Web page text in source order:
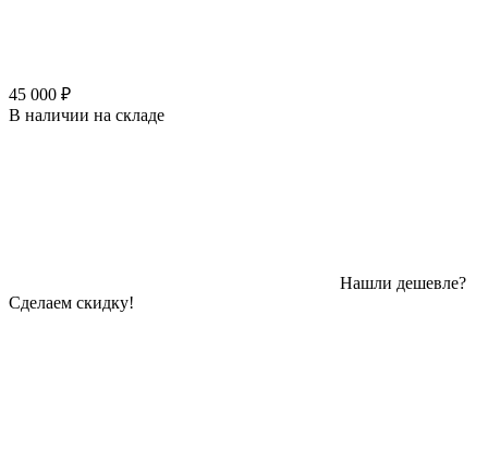
45 000 ₽
В наличии на складе
Нашли дешевле?
Сделаем скидку!